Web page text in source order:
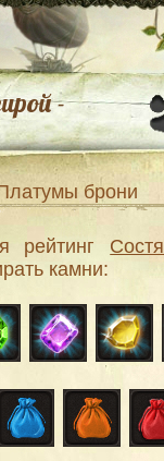
-
брони
рейтинг
камни: